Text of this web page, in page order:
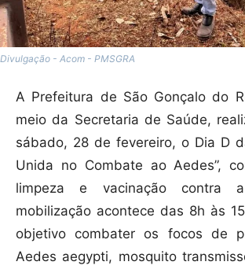
Divulgação - Acom - PMSGRA
A Prefeitura de São Gonçalo do
meio da Secretaria de Saúde,
sábado, 28 de fevereiro, o Dia D
Unida no Combate ao Aedes”,
limpeza e vacinação contra
mobilização acontece das 8h às
objetivo combater os focos de
Aedes aegypti, mosquito